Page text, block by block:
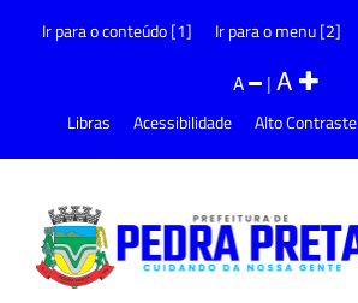
Ir para o conteúdo [1] Ir para o menu [2]
A |A
Libras Acessibilidade Alto Contraste